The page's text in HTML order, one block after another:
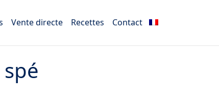
Vente directe Recettes Contact